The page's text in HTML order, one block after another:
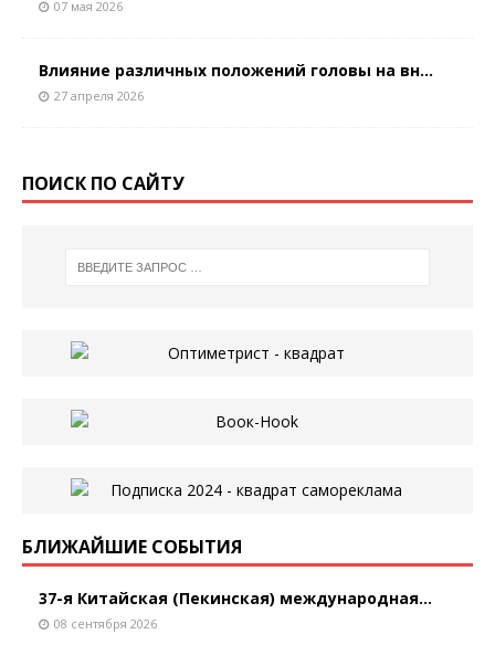
07 мая 2026
Влияние различных положений головы на вн...
27 апреля 2026
ПОИСК ПО САЙТУ
БЛИЖАЙШИЕ СОБЫТИЯ
37-я Китайская (Пекинская) международная...
08 сентября 2026